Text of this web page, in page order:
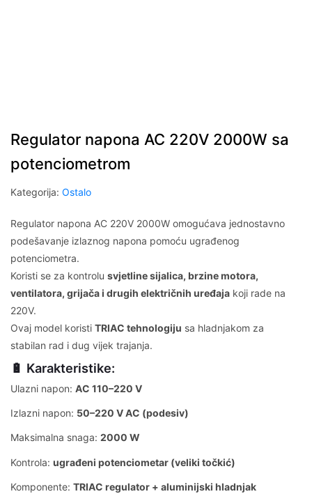
Regulator napona AC 220V 2000W sa
potenciometrom
Kategorija: Ostalo
Regulator napona AC 220V 2000W omogućava jednostavno
podešavanje izlaznog napona pomoću ugrađenog
potenciometra.
Koristi se za kontrolu svjetline sijalica, brzine motora,
ventilatora, grijača i drugih električnih uređaja koji rade na
220V.
Ovaj model koristi TRIAC tehnologiju sa hladnjakom za
stabilan rad i dug vijek trajanja.
🔋 Karakteristike:
Ulazni napon: AC 110–220 V
Izlazni napon: 50–220 V AC (podesiv)
Maksimalna snaga: 2000 W
Kontrola: ugrađeni potenciometar (veliki točkić)
Komponente: TRIAC regulator + aluminijski hladnjak